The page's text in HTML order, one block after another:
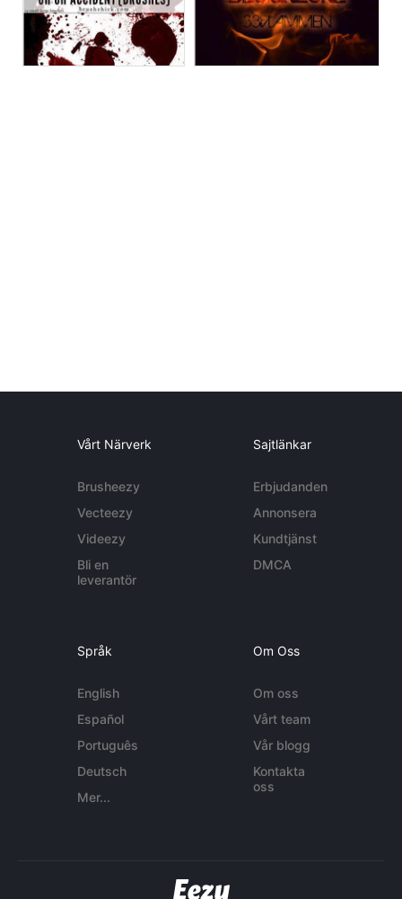
Vårt Närverk
Brusheezy
Vecteezy
Videezy
Bli en
leverantör
Sajtlänkar
Erbjudanden
Annonsera
Kundtjänst
DMCA
Språk
English
Español
Português
Deutsch
Mer...
Om Oss
Om oss
Vårt team
Vår blogg
Kontakta
oss